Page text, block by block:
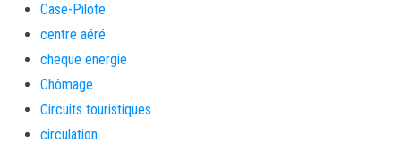
Case-Pilote
centre aéré
cheque energie
Chômage
Circuits touristiques
circulation